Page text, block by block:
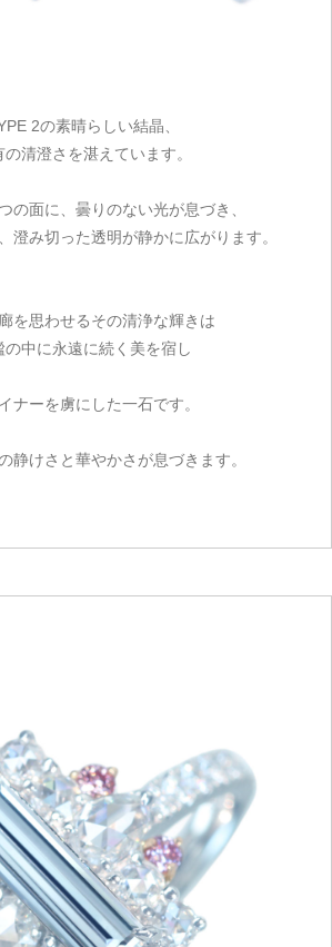
2の素晴らしい結晶、
の清澄さを湛えています。
の面に、曇りのない光が息づき、
澄み切った透明が静かに広がります。
を思わせるその清浄な輝きは
の中に永遠に続く美を宿し
ナーを虜にした一石です。
静けさと華やかさが息づきます。